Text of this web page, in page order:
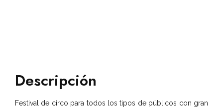
Descripción
Festival de circo para todos los tipos de públicos con gran